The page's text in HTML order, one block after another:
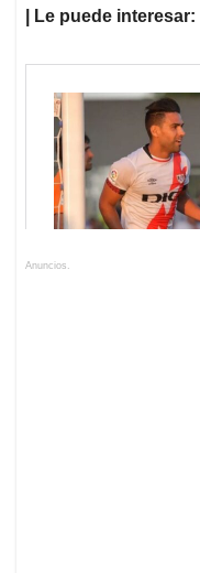
| Le puede interesar:
Anuncios.